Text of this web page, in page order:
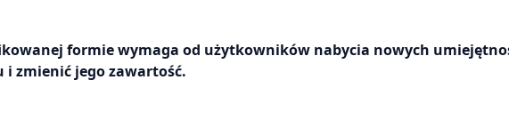
formie wymaga od użytkowników nabycia nowych
zmienić jego zawartość.